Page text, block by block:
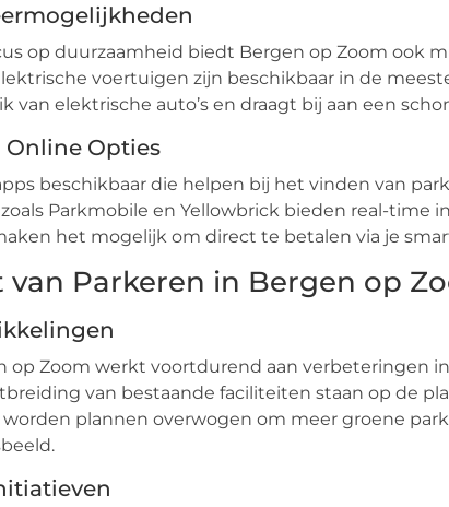
op duurzaamheid biedt Bergen op Zoom ook
voertuigen zijn beschikbaar in de
van elektrische auto’s en draagt bij aan een
Online Opties
beschikbaar die helpen bij het vinden van
Parkmobile en Yellowbrick bieden real-time
het mogelijk om direct te betalen via je
van Parkeren in Bergen op
op Zoom werkt voortdurend aan verbeteringen
van bestaande faciliteiten staan op de
plannen overwogen om meer groene